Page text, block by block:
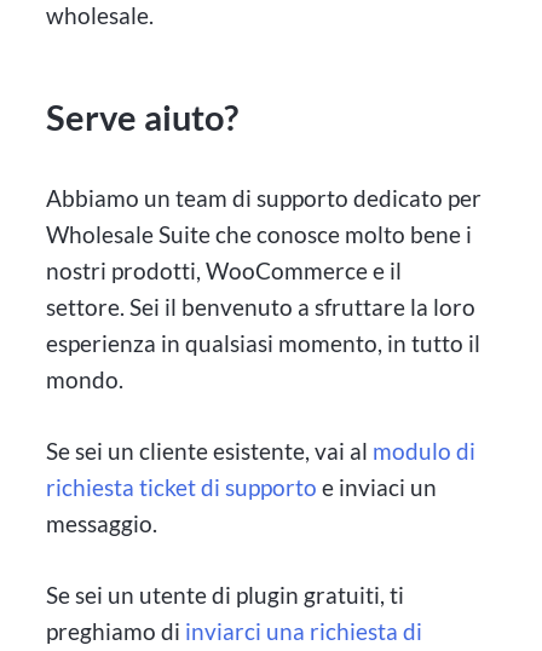
wholesale.
Serve aiuto?
Abbiamo un team di supporto dedicato per
Wholesale Suite che conosce molto bene i
nostri prodotti, WooCommerce e il
settore. Sei il benvenuto a sfruttare la loro
esperienza in qualsiasi momento, in tutto il
mondo.
Se sei un cliente esistente, vai al modulo di
richiesta ticket di supporto e inviaci un
messaggio.
Se sei un utente di plugin gratuiti, ti
preghiamo di inviarci una richiesta di